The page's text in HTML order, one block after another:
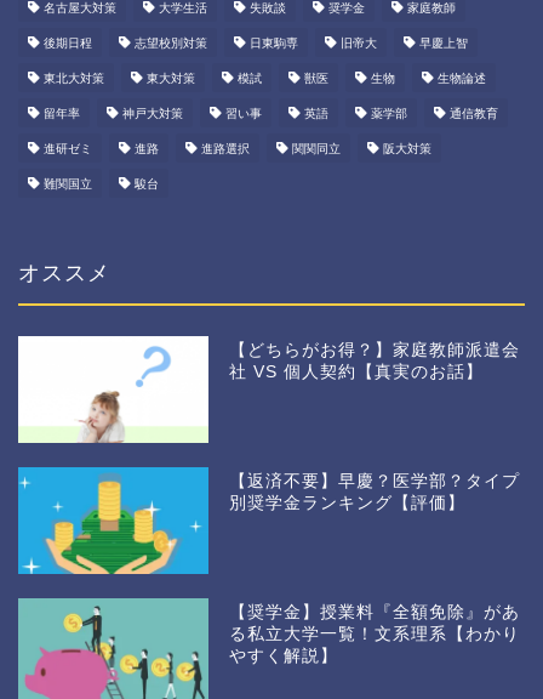
名古屋大対策 大学生活 失敗談 奨学金 家庭教師
後期日程 志望校別対策 日東駒専 旧帝大 早慶上智
東北大対策 東大対策 模試 獣医 生物 生物論述
留年率 神戸大対策 習い事 英語 薬学部 通信教育
進研ゼミ 進路 進路選択 関関同立 阪大対策
難関国立 駿台
オススメ
【どちらがお得？】家庭教師派遣会
社 VS 個人契約【真実のお話】
【返済不要】早慶？医学部？タイプ
別奨学金ランキング【評価】
【奨学金】授業料『全額免除』があ
る私立大学一覧！文系理系【わかり
やすく解説】